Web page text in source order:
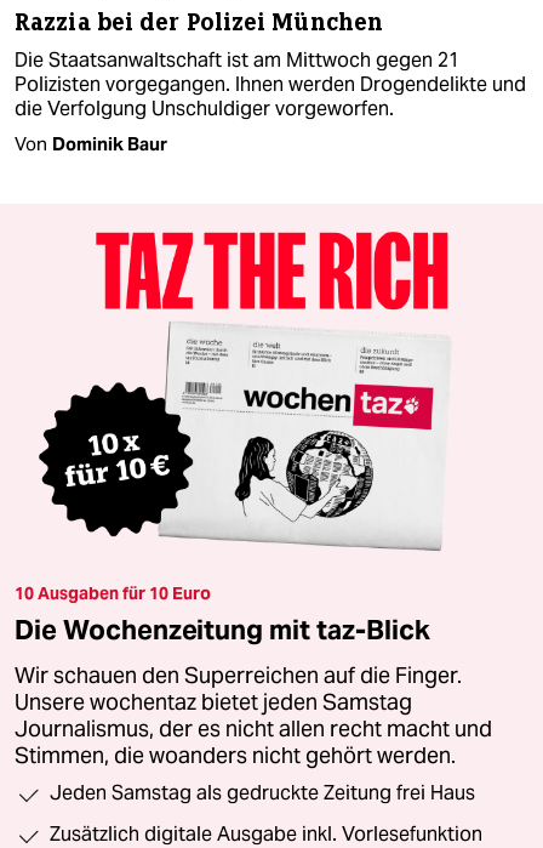
Razzia bei der Polizei München
Die Staatsanwaltschaft ist am Mittwoch gegen 21
Polizisten vorgegangen. Ihnen werden Drogendelikte und
die Verfolgung Unschuldiger vorgeworfen.
Von Dominik Baur
10 Ausgaben für 10 Euro
Die Wochenzeitung mit taz-Blick
Wir schauen den Superreichen auf die Finger.
Unsere wochentaz bietet jeden Samstag
Journalismus, der es nicht allen recht macht und
Stimmen, die woanders nicht gehört werden.
Jeden Samstag als gedruckte Zeitung frei Haus
Zusätzlich digitale Ausgabe inkl. Vorlesefunktion